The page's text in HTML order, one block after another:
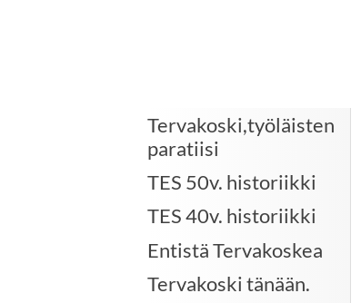
Tervakoski,työläisten
paratiisi
TES 50v. historiikki
TES 40v. historiikki
Entistä Tervakoskea
Tervakoski tänään.